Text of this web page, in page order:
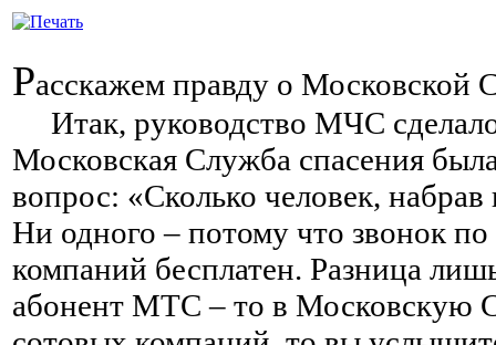
Расскажем правду о Московской
Итак, руководство МЧС
Московская Служба спасения
вопрос: «Сколько человек, набрав
Ни одного – потому что звонок
компаний бесплатен. Разница
абонент МТС – то в Московскую